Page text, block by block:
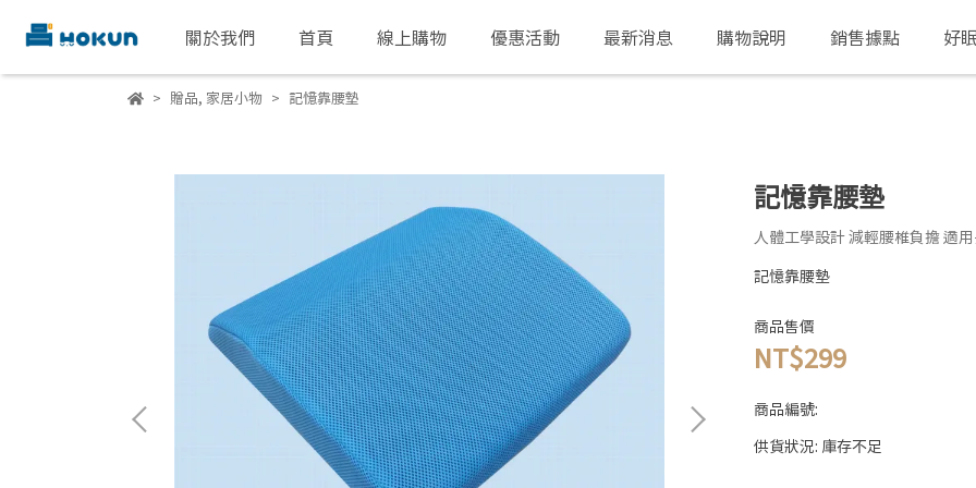
關於我們 首頁 線上購物 優惠活動 最新消息 購物說明 銷售據點 好
贈品, 家居小物 記憶靠腰墊
記憶靠腰墊
人體工學設計 減輕腰椎負擔 適
記憶靠腰墊
商品售價
NT$299
商品編號:
供貨狀況: 庫存不足